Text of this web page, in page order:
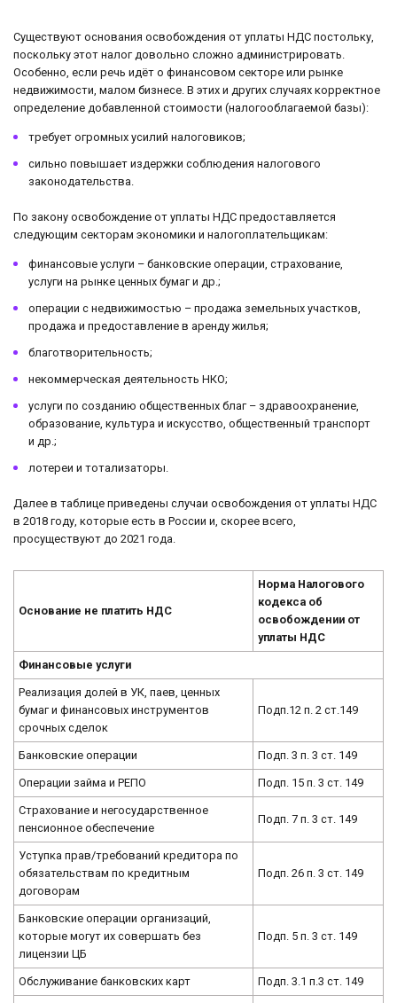
Существуют основания освобождения от уплаты НДС постольку,
поскольку этот налог довольно сложно администрировать.
Особенно, если речь идёт о финансовом секторе или рынке
недвижимости, малом бизнесе. В этих и других случаях корректное
определение добавленной стоимости (налогооблагаемой базы):
требует огромных усилий налоговиков;
сильно повышает издержки соблюдения налогового
законодательства.
По закону освобождение от уплаты НДС предоставляется
следующим секторам экономики и налогоплательщикам:
финансовые услуги – банковские операции, страхование,
услуги на рынке ценных бумаг и др.;
операции с недвижимостью – продажа земельных участков,
продажа и предоставление в аренду жилья;
благотворительность;
некоммерческая деятельность НКО;
услуги по созданию общественных благ – здравоохранение,
образование, культура и искусство, общественный транспорт
и др.;
лотереи и тотализаторы.
Далее в таблице приведены случаи освобождения от уплаты НДС
в 2018 году, которые есть в России и, скорее всего,
просуществуют до 2021 года.
Основание не платить НДС
Норма Налогового
кодекса об
освобождении от
уплаты НДС
Финансовые услуги
Реализация долей в УК, паев, ценных
бумаг и финансовых инструментов
срочных сделок
Подп.12 п. 2 ст.149
Банковские операции Подп. 3 п. 3 ст. 149
Операции займа и РЕПО Подп. 15 п. 3 ст. 149
Страхование и негосударственное
пенсионное обеспечение
Подп. 7 п. 3 ст. 149
Уступка прав/требований кредитора по
обязательствам по кредитным
договорам
Подп. 26 п. 3 ст. 149
Банковские операции организаций,
которые могут их совершать без
лицензии ЦБ
Подп. 5 п. 3 ст. 149
Обслуживание банковских карт Подп. 3.1 п.3 ст. 149